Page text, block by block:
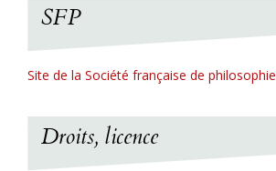
SFP
Site de la Société française de philosophie
Droits, licence